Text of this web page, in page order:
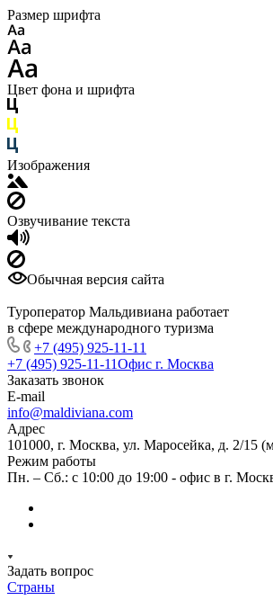
Размер шрифта
Цвет фона и шрифта
Изображения
Озвучивание текста
Обычная версия сайта
Туроператор Мальдивиана работает
в сфере международного туризма
+7 (495) 925-11-11
+7 (495) 925-11-11Офис г. Москва
Заказать звонок
E-mail
info@maldiviana.com
Адрес
101000, г. Москва, ул. Маросейка, д. 2/15
Режим работы
Пн. – Сб.: с 10:00 до 19:00 - офис в г.
Задать вопрос
Страны